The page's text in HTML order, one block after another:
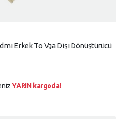
Erkek To Vga Dişi Dönüştürücü
YARIN kargoda!